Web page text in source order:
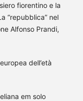
fiorentino e la
“repubblica” nel
Alfonso Prandi,
dell’età
em solo